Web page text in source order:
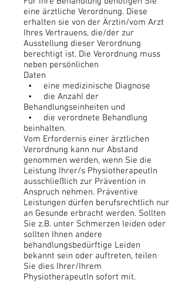
eine ärztliche Verordnung. Diese
erhalten sie von der Ärztin/vom Arzt
Ihres Vertrauens, die/der zur
Ausstellung dieser Verordnung
berechtigt ist. Die Verordnung muss
neben persönlichen
Daten
• eine medizinische Diagnose
• die Anzahl der
Behandlungseinheiten und
• die verordnete Behandlung
beinhalten.
Vom Erfordernis einer ärztlichen
Verordnung kann nur Abstand
genommen werden, wenn Sie die
Leistung Ihrer/s PhysiotherapeutIn
ausschließlich zur Prävention in
Anspruch nehmen. Präventive
Leistungen dürfen berufsrechtlich nur
an Gesunde erbracht werden. Sollten
Sie z.B. unter Schmerzen leiden oder
sollten Ihnen andere
behandlungsbedürftige Leiden
bekannt sein oder auftreten, teilen
Sie dies Ihrer/Ihrem
PhysiotherapeutIn sofort mit.